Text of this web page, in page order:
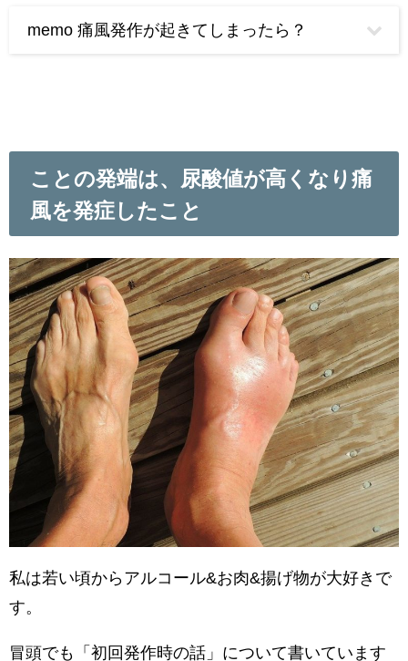
memo 痛風発作が起きてしまったら？
ことの発端は、尿酸値が高くなり痛
風を発症したこと
私は若い頃からアルコール&お肉&揚げ物が大好きで
す。
冒頭でも「初回発作時の話」について書いています